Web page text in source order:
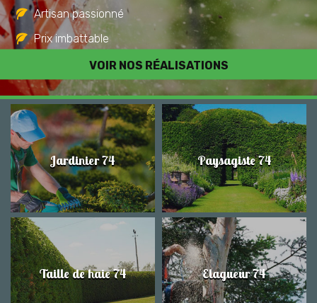
VOIR NOS RÉALISATIONS
Artisan passionné
Prix imbattable
Travail de qualité
Jardinier 74 Paysagiste 74
Taille de haie 74 Elagueur 74